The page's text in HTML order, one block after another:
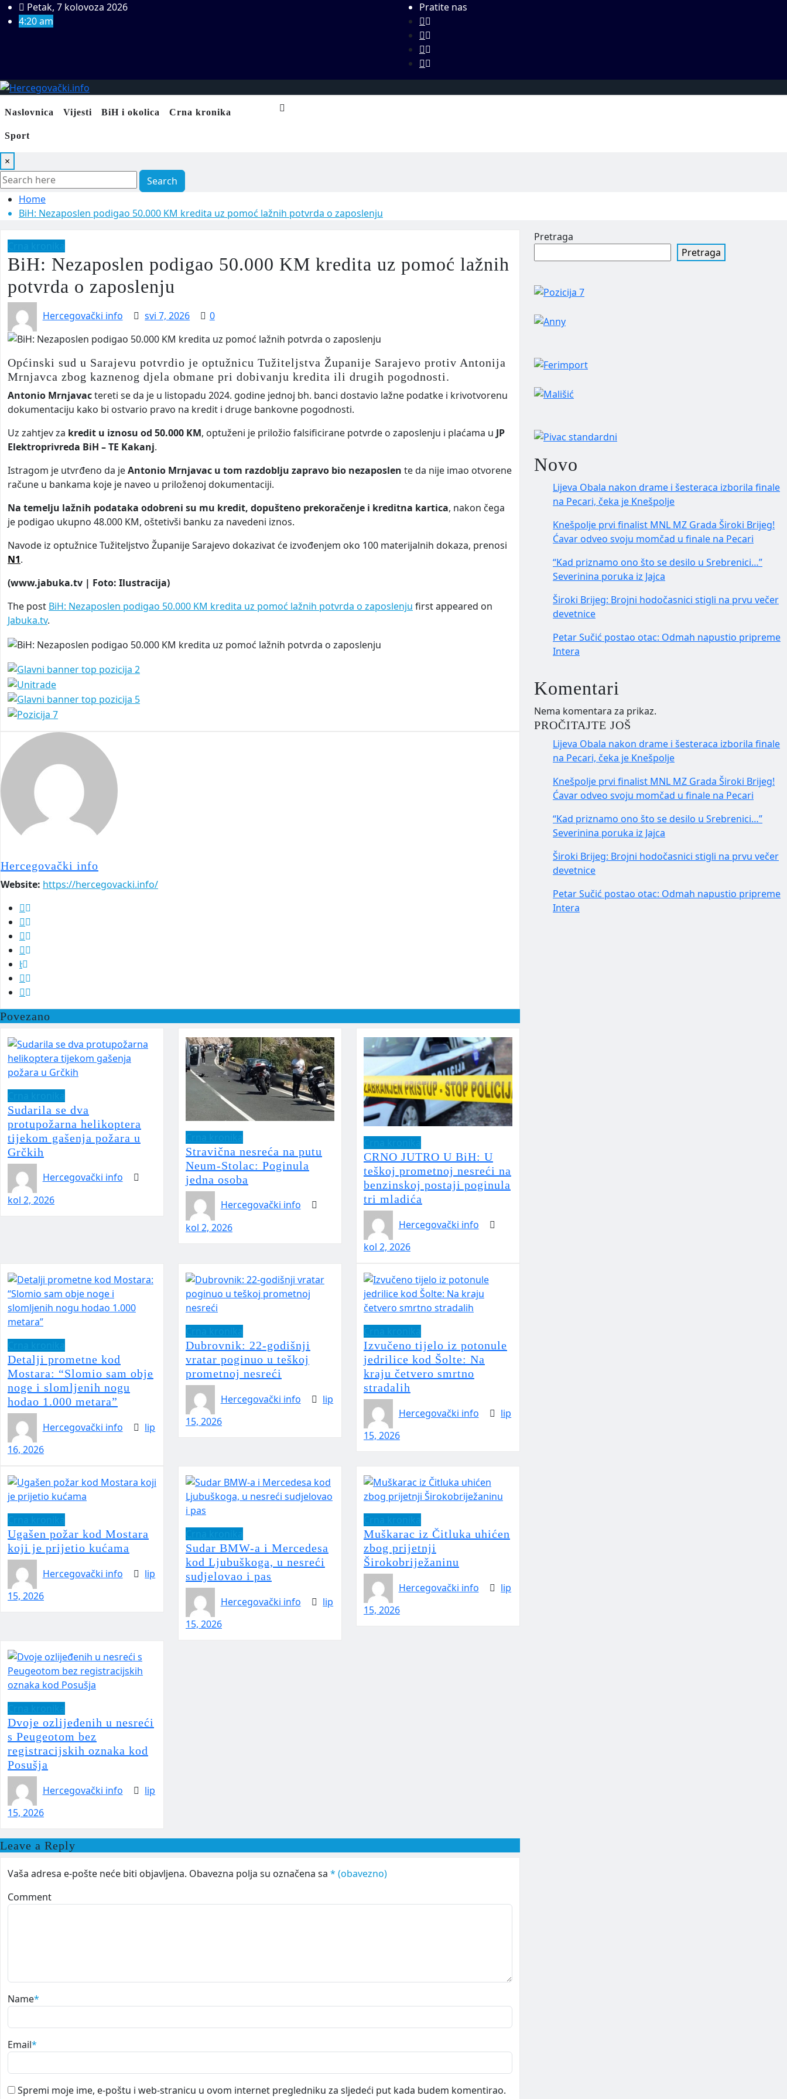
Skip
to
Petak, 7 kolovoza 2026
4:20 am
Pratite nas
Naslovnica Vijesti BiH i okolica Crna kronika
Sport
×
Search
Home
BiH: Nezaposlen podigao 50.000 KM kredita uz pomoć lažnih potvrda o zaposlenju
BiH: Nezaposlen podigao 50.000 KM kredita uz pomoć lažnih
potvrda o zaposlenju
Hercegovački info svi 7, 2026 0
Općinski sud u Sarajevu potvrdio je optužnicu Tužiteljstva Županije Sarajevo protiv Antonija
Mrnjavca zbog kaznenog djela obmane pri dobivanju kredita ili drugih pogodnosti.
Antonio Mrnjavactereti se da je u listopadu 2024. godine jednoj bh. banci dostavio lažne podatke i krivotvorenu
dokumentaciju kako bi ostvario pravo na kredit i druge bankovne pogodnosti.
Uz zahtjev za kredit u iznosu od 50.000 KM, optuženi je priložio falsificirane potvrde o zaposlenju i plaćama u JP
Elektroprivreda BiH – TE Kakanj.
Istragom je utvrđeno da jeAntonio Mrnjavac u tom razdoblju zapravo bio nezaposlen te da nije imao otvorene
račune u bankama koje je naveo u priloženoj dokumentaciji.
Na temelju lažnih podataka odobreni su mu kredit, dopušteno prekoračenje i kreditna kartica, nakon čega
je podigao ukupno 48.000 KM, oštetivši banku za navedeni iznos.
Navode iz optužnice Tužiteljstvo Županije Sarajevo dokazivat će izvođenjem oko 100 materijalnih dokaza, prenosi
N1.
(www.jabuka.tv | Foto: Ilustracija)
The post BiH: Nezaposlen podigao 50.000 KM kredita uz pomoć lažnih potvrda o zaposlenju first appeared on
Jabuka.tv.
Hercegovački info
Website: https://hercegovacki.info/
Povezano
Sudarila se dva
protupožarna helikoptera
tijekom gašenja požara u
Grčkih
Hercegovački info
kol 2, 2026
Stravična nesreća na putu
Neum-Stolac: Poginula
jedna osoba
Hercegovački info
kol 2, 2026
CRNO JUTRO U BiH: U
teškoj prometnoj nesreći na
benzinskoj postaji poginula
tri mladića
Hercegovački info
kol 2, 2026
Detalji prometne kod
Mostara: “Slomio sam obje
noge i slomljenih nogu
hodao 1.000 metara”
Hercegovački info
lip
16, 2026
Dubrovnik: 22-godišnji
vratar poginuo u teškoj
prometnoj nesreći
Hercegovački info
lip
15, 2026
Izvučeno tijelo iz potonule
jedrilice kod Šolte: Na
kraju četvero smrtno
stradalih
Hercegovački info
lip
15, 2026
Ugašen požar kod Mostara
koji je prijetio kućama
Hercegovački info
lip
15, 2026
Sudar BMW-a i Mercedesa
kod Ljubuškoga, u nesreći
sudjelovao i pas
Hercegovački info
lip
15, 2026
Muškarac iz Čitluka uhićen
zbog prijetnji
Širokobriježaninu
Hercegovački info
lip
15, 2026
Dvoje ozlijeđenih u nesreći
s Peugeotom bez
registracijskih oznaka kod
Posušja
Hercegovački info
lip
15, 2026
Leave a Reply
Vaša adresa e-pošte neće biti objavljena. Obavezna polja su označena sa * (obavezno)
Comment
Name*
Email*
Spremi moje ime, e-poštu i web-stranicu u ovom internet pregledniku za sljedeći put kada budem komentirao.
Pretraga
Pretraga
Novo
Lijeva Obala nakon drame i šesteraca izborila finale
na Pecari, čeka je Knešpolje
Knešpolje prvi finalist MNL MZ Grada Široki Brijeg!
Ćavar odveo svoju momčad u finale na Pecari
“Kad priznamo ono što se desilo u Srebrenici…”
Severinina poruka iz Jajca
Široki Brijeg: Brojni hodočasnici stigli na prvu večer
devetnice
Petar Sučić postao otac: Odmah napustio pripreme
Intera
Komentari
Nema komentara za prikaz.
PROČITAJTE JOŠ
Lijeva Obala nakon drame i šesteraca izborila finale
na Pecari, čeka je Knešpolje
Knešpolje prvi finalist MNL MZ Grada Široki Brijeg!
Ćavar odveo svoju momčad u finale na Pecari
“Kad priznamo ono što se desilo u Srebrenici…”
Severinina poruka iz Jajca
Široki Brijeg: Brojni hodočasnici stigli na prvu večer
devetnice
Petar Sučić postao otac: Odmah napustio pripreme
Intera